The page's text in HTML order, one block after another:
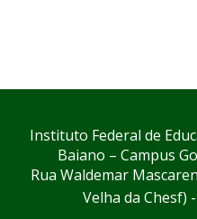
Instituto Federal de
Baiano – Campus
Rua Waldemar
Velha da Chesf)